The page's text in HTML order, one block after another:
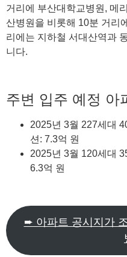
거리에 부산대학교병원, 메
산병원을 비롯해 10분 거리
리에는 지하철 서대산역과
니다.
주변 입주 예정 아
2025년 3월 227세대
션: 7.3억 원
2025년 3월 120세대
6.3억 원
➨ 아파트 공시지가